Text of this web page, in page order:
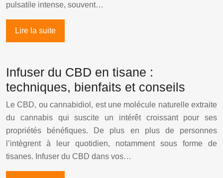
pulsatile intense, souvent…
Lire la suite
Infuser du CBD en tisane :
techniques, bienfaits et conseils
Le CBD, ou cannabidiol, est une molécule naturelle extraite
du cannabis qui suscite un intérêt croissant pour ses
propriétés bénéfiques. De plus en plus de personnes
l’intègrent à leur quotidien, notamment sous forme de
tisanes. Infuser du CBD dans vos…